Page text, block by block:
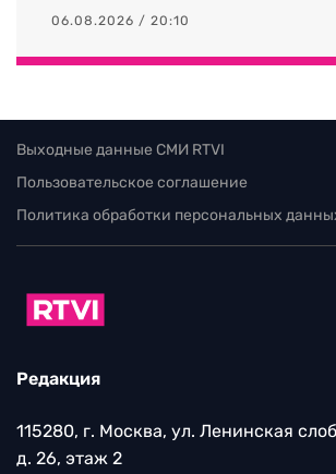
06.08.2026 / 20:10
Выходные данные СМИ RTVI
Пользовательское соглашение
Политика обработки персональных
Редакция
115280, г. Москва, ул. Ленинская
д. 26, этаж 2